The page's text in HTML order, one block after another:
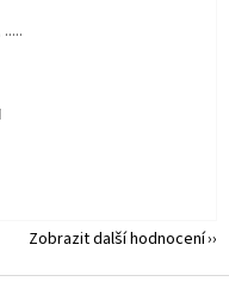
5 hvězdiček.
Zobrazit další hodnocení